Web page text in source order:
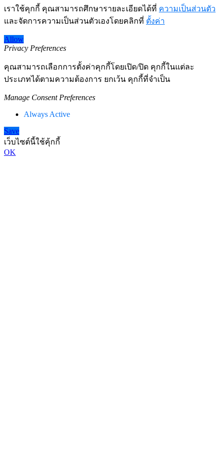
เราใช้คุกกี้ คุณสามารถศึกษารายละเอียดได้ที่ ความเป็นส่วนตัว
และจัดการความเป็นส่วนตัวเองโดยคลิกที่ ตั้งค่า
Allow
Privacy Preferences
คุณสามารถเลือกการตั้งค่าคุกกี้โดยเปิด/ปิด คุกกี้ในแต่ละ
ประเภทได้ตามความต้องการ ยกเว้น คุกกี้ที่จำเป็น
Manage Consent Preferences
Always Active
Save
เว็บไซต์นี้ใช้คุ้กกี้
OK